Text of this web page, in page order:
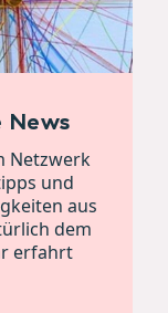
News
Netzwerk
und
aus
dem
erfahrt